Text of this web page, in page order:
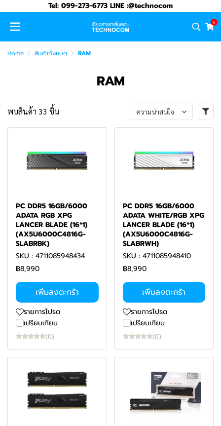
Tel: 099-273-6773 LINE :@technocom
0
Home สินค้าทั้งหมด RAM
RAM
พบสินค้า 33 ชิ้น ความน่าสนใจ
PC DDR5 16GB/6000
ADATA RGB XPG
LANCER BLADE (16*1)
(AX5U6000C4816G-
SLABRBK)
SKU : 4711085948434
฿8,990
เพิ่มลงตะกร้า
รายการโปรด
เปรียบเทียบ
(0)
PC DDR5 16GB/6000
ADATA WHITE/RGB XPG
LANCER BLADE (16*1)
(AX5U6000C4816G-
SLABRWH)
SKU : 4711085948410
฿8,990
เพิ่มลงตะกร้า
รายการโปรด
เปรียบเทียบ
(0)